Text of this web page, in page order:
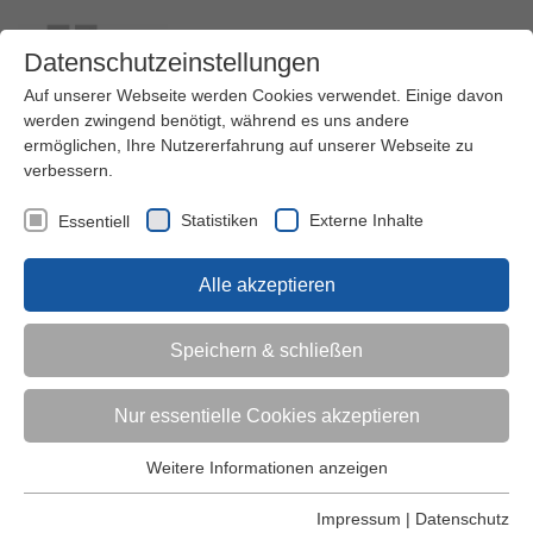
Kontakt Ihre Meinung ist uns wichtig!
Kinder (0-6)
Grundschulkinder
Jugendliche
Datenschutzeinstellungen
Auf unserer Webseite werden Cookies verwendet. Einige davon
werden zwingend benötigt, während es uns andere
ermöglichen, Ihre Nutzererfahrung auf unserer Webseite zu
verbessern.
Essentiell Statistiken Externe Inhalte
Alle akzeptieren
Speichern & schließen
Nur essentielle Cookies akzeptieren
Essentielle Cookies werden für grundlegende Funktionen der
Weitere Informationen anzeigen
Impressum | Datenschutz